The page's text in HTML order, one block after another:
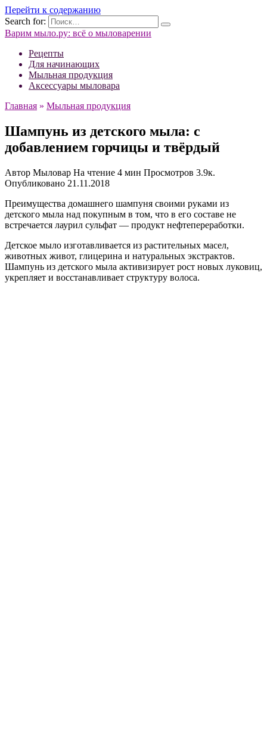
Перейти к содержанию
Search for:
Варим мыло.ру: всё о мыловарении
Рецепты
Для начинающих
Мыльная продукция
Аксессуары мыловара
Главная » Мыльная продукция
Шампунь из детского мыла: с
добавлением горчицы и твёрдый
Автор Мыловар На чтение 4 мин Просмотров 3.9к.
Опубликовано 21.11.2018
Преимущества домашнего шампуня своими руками из
детского мыла над покупным в том, что в его составе не
встречается лаурил сульфат — продукт нефтепереработки.
Детское мыло изготавливается из растительных масел,
животных живот, глицерина и натуральных экстрактов.
Шампунь из детского мыла активизирует рост новых луковиц,
укрепляет и восстанавливает структуру волоса.